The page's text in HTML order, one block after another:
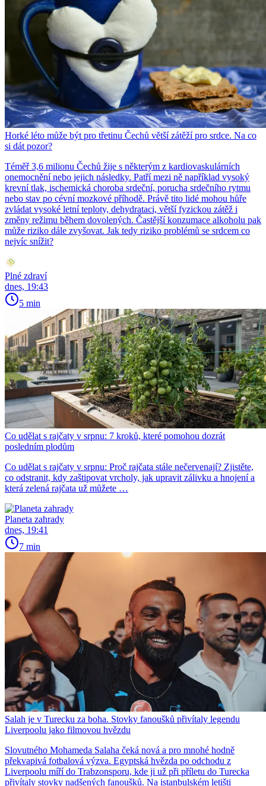
Horké léto může být pro třetinu Čechů větší zátěží pro srdce. Na co
si dát pozor?
Téměř 3,6 milionu Čechů žije s některým z kardiovaskulárních
onemocnění nebo jejich následky. Patří mezi ně například vysoký
krevní tlak, ischemická choroba srdeční, porucha srdečního rytmu
nebo stav po cévní mozkové příhodě. Právě tito lidé mohou hůře
zvládat vysoké letní teploty, dehydrataci, větší fyzickou zátěž i
změny režimu během dovolených. Častější konzumace alkoholu pak
může riziko dále zvyšovat. Jak tedy riziko problémů se srdcem co
nejvíc snížit?
Plné zdraví
dnes, 19:43
5 min
Co udělat s rajčaty v srpnu: 7 kroků, které pomohou dozrát
posledním plodům
Co udělat s rajčaty v srpnu: Proč rajčata stále nečervenají? Zjistěte,
co odstranit, kdy zaštipovat vrcholy, jak upravit zálivku a hnojení a
která zelená rajčata už můžete …
Planeta zahrady
dnes, 19:41
7 min
Salah je v Turecku za boha. Stovky fanoušků přivítaly legendu
Liverpoolu jako filmovou hvězdu
Slovutného Mohameda Salaha čeká nová a pro mnohé hodně
překvapivá fotbalová výzva. Egyptská hvězda po odchodu z
Liverpoolu míří do Trabzonsporu, kde ji už při příletu do Turecka
přivítaly stovky nadšených fanoušků. Na istanbulském letišti